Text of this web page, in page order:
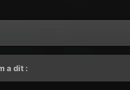
a dit :